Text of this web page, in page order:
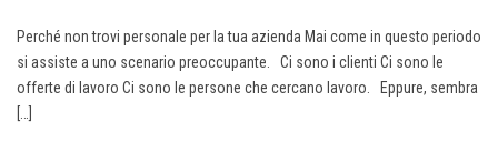
Perché non trovi personale per la tua azienda Mai come in questo periodo
si assiste a uno scenario preoccupante. Ci sono i clienti Ci sono le
offerte di lavoro Ci sono le persone che cercano lavoro. Eppure, sembra
[…]